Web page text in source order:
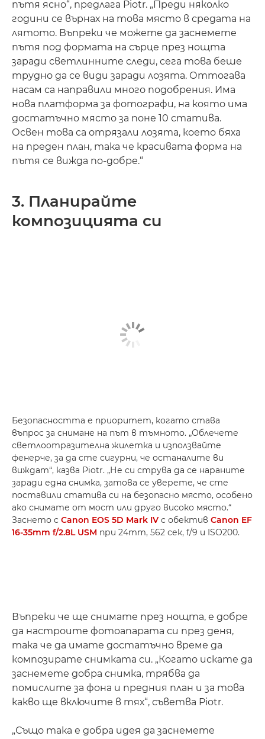
пътя ясно“, предлага Piotr. „Преди няколко
години се върнах на това място в средата на
лятото. Въпреки че можете да заснемете
пътя под формата на сърце през нощта
заради светлинните следи, сега това беше
трудно да се види заради лозята. Оттогава
насам са направили много подобрения. Има
нова платформа за фотографи, на която има
достатъчно място за поне 10 статива.
Освен това са отрязали лозята, което бяха
на преден план, така че красивата форма на
пътя се вижда по-добре.“
3. Планирайте
композицията си
Безопасността е приоритет, когато става
въпрос за снимане на път в тъмното. „Облечете
светлоотразителна жилетка и използвайте
фенерче, за да сте сигурни, че останалите ви
виждат“, казва Piotr. „Не си струва да се нараните
заради една снимка, затова се уверете, че сте
поставили статива си на безопасно място, особено
ако снимате от мост или друго високо място.“
Заснето с Canon EOS 5D Mark IV с обектив Canon EF
16-35mm f/2.8L USM при 24mm, 562 сек, f/9 и ISO200.
Въпреки че ще снимате през нощта, е добре
да настроите фотоапарата си през деня,
така че да имате достатъчно време да
композирате снимката си. „Когато искате да
заснемете добра снимка, трябва да
помислите за фона и предния план и за това
какво ще включите в тях“, съветва Piotr.
„Също така е добра идея да заснемете